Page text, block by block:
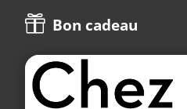
 Bon cadeau